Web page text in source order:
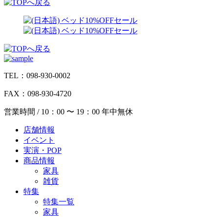
TEL：098-930-0002
FAX：098-930-4720
営業時間 / 10：00 〜 19：00 年中無休
店舗情報
イベント
実演・POP
商品情報
家具
雑貨
特集
特集一覧
家具